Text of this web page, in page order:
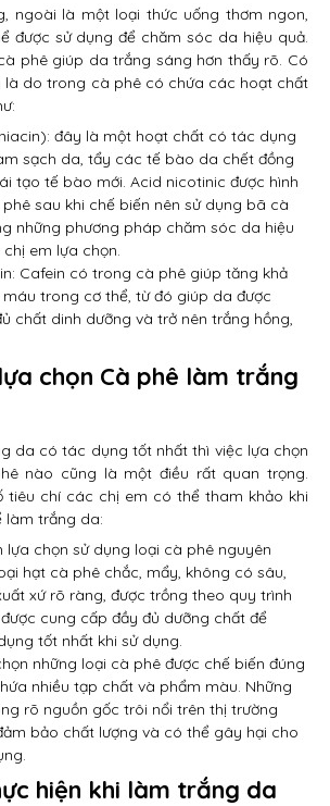
ngoài là một loại thức uống thơm ngon,
được sử dụng để chăm sóc da hiệu quả.
phê giúp da trắng sáng hơn thấy rõ. Có
là do trong cà phê có chứa các hoạt chất
đây là một hoạt chất có tác dụng
sạch da, tẩy các tế bào da chết đồng
tạo tế bào mới. Acid nicotinic được hình
sau khi chế biến nên sử dụng bã cà
những phương pháp chăm sóc da hiệu
em lựa chọn.
Cafein có trong cà phê giúp tăng khả
trong cơ thể, từ đó giúp da được
chất dinh dưỡng và trở nên trắng hồng,
chọn Cà phê làm trắng
da có tác dụng tốt nhất thì việc lựa chọn
nào cũng là một điều rất quan trọng.
tiêu chí các chị em có thể tham khảo khi
làm trắng da:
lựa chọn sử dụng loại cà phê nguyên
hạt cà phê chắc, mẩy, không có sâu,
xứ rõ ràng, được trồng theo quy trình
cung cấp đầy đủ dưỡng chất để
tốt nhất khi sử dụng.
những loại cà phê được chế biến đúng
nhiều tạp chất và phẩm màu. Những
rõ nguồn gốc trôi nổi trên thị trường
bảo chất lượng và có thể gây hại cho
hiện khi làm trắng da